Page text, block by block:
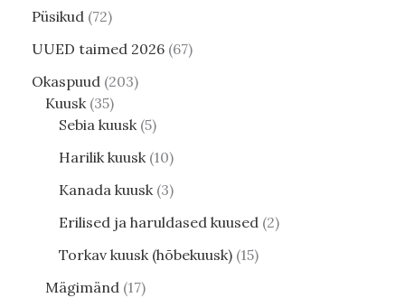
Püsikud 72
UUED taimed 2026 67
Okaspuud 203
Kuusk 35
Sebia kuusk 5
Harilik kuusk 10
Kanada kuusk 3
Erilised ja haruldased kuused 2
Torkav kuusk (hõbekuusk) 15
Mägimänd 17